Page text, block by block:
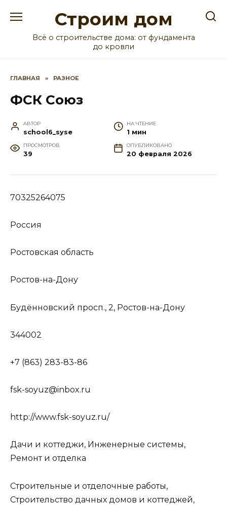
Строим дом
Всё о строительстве дома: от фундамента
до кровли
ГЛАВНАЯ » РАЗНОЕ
ФСК Союз
АВТОР
school6_syse
НА ЧТЕНИЕ
1 мин
ПРОСМОТРОВ
39
ОПУБЛИКОВАНО
20 февраля 2026
70325264075
Россия
Ростовская область
Ростов-на-Дону
Будённовский просп., 2, Ростов-на-Дону
344002
+7 (863) 283-83-86
fsk-soyuz@inbox.ru
http://www.fsk-soyuz.ru/
Дачи и коттеджи, Инженерные системы,
Ремонт и отделка
Строительные и отделочные работы,
Строительство дачных домов и коттеджей,